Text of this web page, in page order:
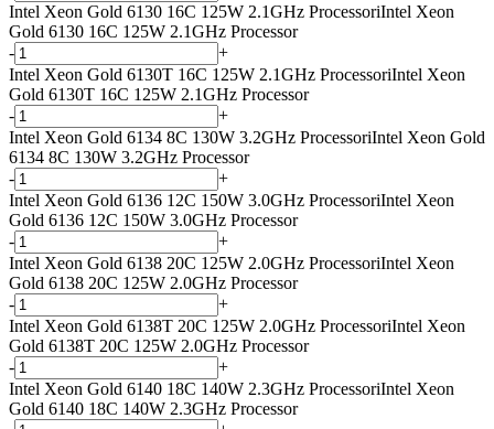
Intel Xeon Gold 6130 16C 125W 2.1GHz ProcessoriIntel Xeon
Gold 6130 16C 125W 2.1GHz Processor
-
+
Intel Xeon Gold 6130T 16C 125W 2.1GHz ProcessoriIntel Xeon
Gold 6130T 16C 125W 2.1GHz Processor
-
+
Intel Xeon Gold 6134 8C 130W 3.2GHz ProcessoriIntel Xeon Gold
6134 8C 130W 3.2GHz Processor
-
+
Intel Xeon Gold 6136 12C 150W 3.0GHz ProcessoriIntel Xeon
Gold 6136 12C 150W 3.0GHz Processor
-
+
Intel Xeon Gold 6138 20C 125W 2.0GHz ProcessoriIntel Xeon
Gold 6138 20C 125W 2.0GHz Processor
-
+
Intel Xeon Gold 6138T 20C 125W 2.0GHz ProcessoriIntel Xeon
Gold 6138T 20C 125W 2.0GHz Processor
-
+
Intel Xeon Gold 6140 18C 140W 2.3GHz ProcessoriIntel Xeon
Gold 6140 18C 140W 2.3GHz Processor